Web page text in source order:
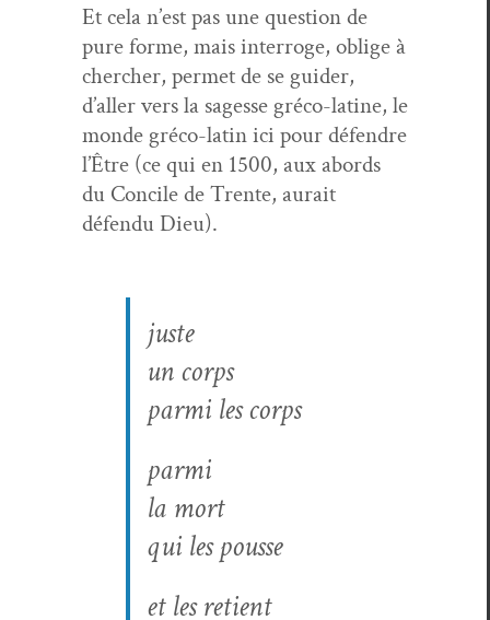
Et cela n’est pas une ques­tion de
pure forme, mais inter­roge, oblige à
chercher, per­met de se guider,
d’aller vers la sagesse gré­co-latine, le
monde gré­co-latin ici pour défendre
l’Être (ce qui en 1500, aux abor­ds
du Con­cile de Trente, aurait
défendu Dieu).
juste
un corps
par­mi les corps
par­mi
la mort
qui les pousse
et les retient